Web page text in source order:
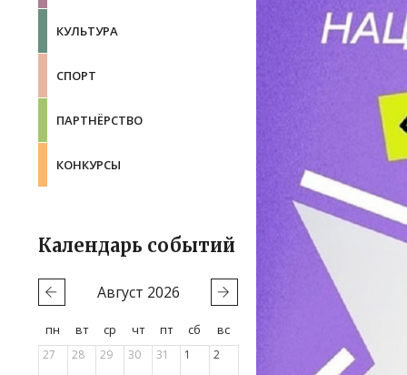
КУЛЬТУРА
СПОРТ
ПАРТНЁРСТВО
КОНКУРСЫ
Календарь событий
Август 2026
пн вт ср чт пт сб
вс
27
28 29 30 31 1
2